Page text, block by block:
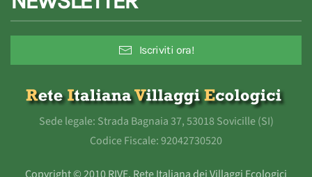
Iscriviti ora!
Sede legale: Strada Bagnaia 37, 53018 Sovicille (SI)
Codice Fiscale: 92042730520